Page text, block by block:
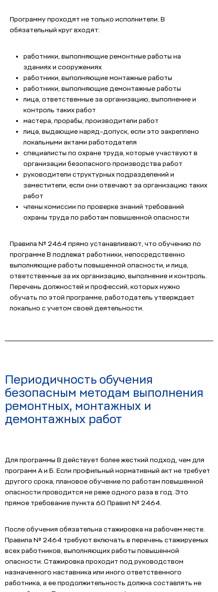
Программу проходят не только исполнители. В
обязательный круг входят:
работники, выполняющие ремонтные работы на
зданиях и сооружениях
работники, выполняющие монтажные работы
работники, выполняющие демонтажные работы
лица, ответственные за организацию, выполнение и
контроль таких работ
мастера, прорабы, производители работ
лица, выдающие наряд-допуск, если это закреплено
локальными актами работодателя
специалисты по охране труда, которые участвуют в
организации безопасного производства работ
руководители структурных подразделений и
заместители, если они отвечают за организацию таких
работ
члены комиссии по проверке знаний требований
охраны труда по работам повышенной опасности
Правила № 2464 прямо устанавливают, что обучению по
программе В подлежат работники, непосредственно
выполняющие работы повышенной опасности, и лица,
ответственные за их организацию, выполнение и контроль.
Перечень должностей и профессий, которых нужно
обучать по этой программе, работодатель утверждает
локально с учетом своей деятельности.
Периодичность обучения
безопасным методам выполнения
ремонтных, монтажных и
демонтажных работ
Для программы В действует более жесткий подход, чем для
программ А и Б. Если профильный нормативный акт не требует
другого срока, плановое обучение по работам повышенной
опасности проводится не реже одного раза в год. Это
прямое требование пункта 60 Правил № 2464.
После обучения обязательна стажировка на рабочем месте.
Правила № 2464 требуют включать в перечень стажируемых
всех работников, выполняющих работы повышенной
опасности. Стажировка проходит под руководством
назначенного наставника или иного ответственного
работника, а ее продолжительность должна составлять не